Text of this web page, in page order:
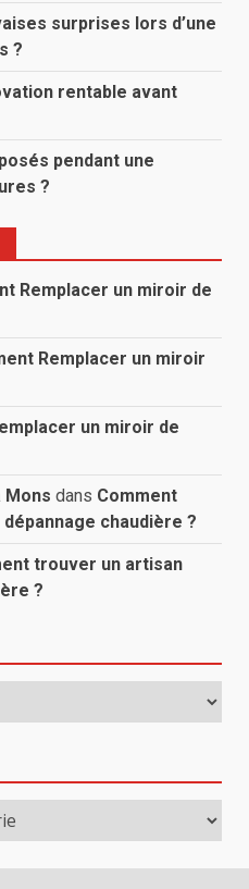
surprises lors d’une
?
rentable avant
pendant une
?
Remplacer un miroir de
Remplacer un miroir
un miroir de
Mons dans Comment
chaudière ?
trouver un artisan
?